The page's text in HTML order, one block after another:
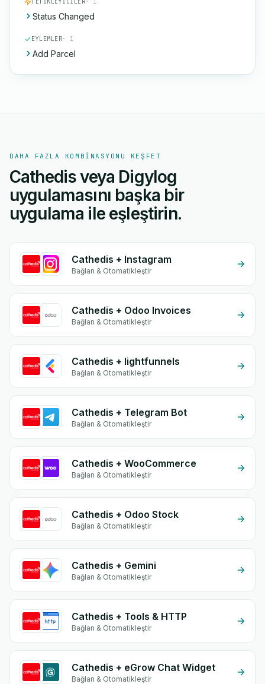
Status Changed
EYLEMLER· 1
Add Parcel
DAHA FAZLA KOMBINASYONU KEŞFET
Cathedis veya Digylog
uygulamasını başka bir
uygulama ile eşleştirin.
Cathedis + Instagram
Bağlan & Otomatikleştir
Cathedis + Odoo Invoices
Bağlan & Otomatikleştir
Cathedis + lightfunnels
Bağlan & Otomatikleştir
Cathedis + Telegram Bot
Bağlan & Otomatikleştir
Cathedis + WooCommerce
Bağlan & Otomatikleştir
Cathedis + Odoo Stock
Bağlan & Otomatikleştir
Cathedis + Gemini
Bağlan & Otomatikleştir
Cathedis + Tools & HTTP
Bağlan & Otomatikleştir
Cathedis + eGrow Chat Widget
Bağlan & Otomatikleştir